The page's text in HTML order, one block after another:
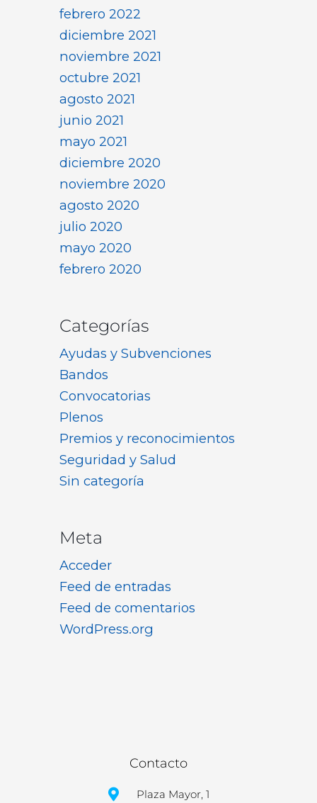
febrero 2022
diciembre 2021
noviembre 2021
octubre 2021
agosto 2021
junio 2021
mayo 2021
diciembre 2020
noviembre 2020
agosto 2020
julio 2020
mayo 2020
febrero 2020
Categorías
Ayudas y Subvenciones
Bandos
Convocatorias
Plenos
Premios y reconocimientos
Seguridad y Salud
Sin categoría
Meta
Acceder
Feed de entradas
Feed de comentarios
WordPress.org
Contacto
Plaza Mayor, 1